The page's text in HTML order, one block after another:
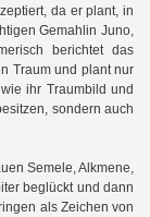
da er plant, in
Gemahlin Juno,
berichtet das
Traum und plant nur
ihr Traumbild und
sondern auch
Semele, Alkmene,
beglückt und dann
als Zeichen von